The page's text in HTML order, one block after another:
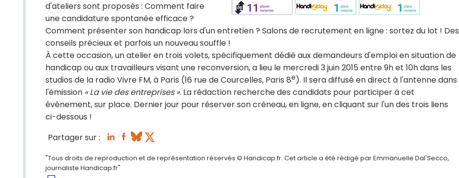
d'ateliers sont proposés : Comment faire
une candidature spontanée efficace ?
Comment présenter son handicap lors d'un entretien ? Salons de recrutement en ligne : sortez du lot ! Des
conseils précieux et parfois un nouveau souffle !
À cette occasion, un atelier en trois volets, spécifiquement dédié aux demandeurs d'emploi en situation de
handicap ou aux travailleurs visant une reconversion, a lieu le mercredi 3 juin 2015 entre 9h et 10h dans les
studios de la radio Vivre FM, à Paris (16 rue de Courcelles, Paris 8e). Il sera diffusé en direct à l'antenne dans
l'émission « La vie des entreprises ». La rédaction recherche des candidats pour participer à cet
évènement, sur place. Dernier jour pour réserver son créneau, en ligne, en cliquant sur l'un des trois liens
ci-dessous !
Partager sur :
"Tous droits de reproduction et de représentation réservés.© Handicap.fr. Cet article a été rédigé par Emmanuelle Dal'Secco,
journaliste Handicap.fr"